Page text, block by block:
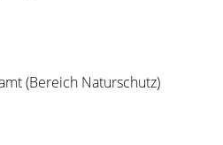
(Bereich Naturschutz)